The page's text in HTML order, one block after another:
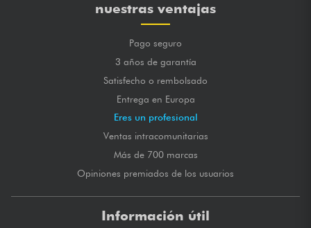
nuestras ventajas
Pago seguro
3 años de garantía
Satisfecho o rembolsado
Entrega en Europa
Eres un profesional
Ventas intracomunitarias
Más de 700 marcas
Opiniones premiados de los usuarios
Información útil